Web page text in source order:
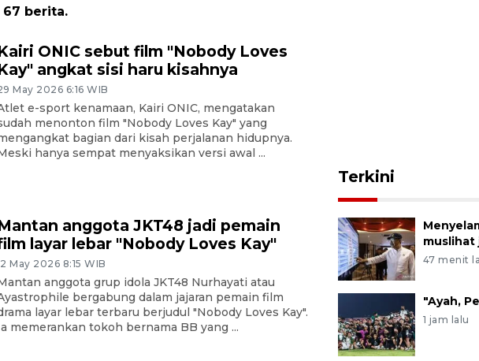
berita.
ONIC sebut film "Nobody Loves
angkat sisi haru kisahnya
May 2026 6:16 WIB
e-sport kenamaan, Kairi ONIC, mengatakan
menonton film "Nobody Loves Kay" yang
bagian dari kisah perjalanan hidupnya.
hanya sempat menyaksikan versi awal ...
anggota JKT48 jadi pemain
layar lebar "Nobody Loves Kay"
May 2026 8:15 WIB
anggota grup idola JKT48 Nurhayati atau
bergabung dalam jajaran pemain film
layar lebar terbaru berjudul "Nobody Loves Kay".
memerankan tokoh bernama BB yang ...
Terkini
muslihat
47 menit
"Ayah,
1 jam lalu